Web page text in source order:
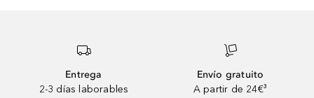
Entrega
2-3 días laborables
Envío gratuito
A partir de 24€³